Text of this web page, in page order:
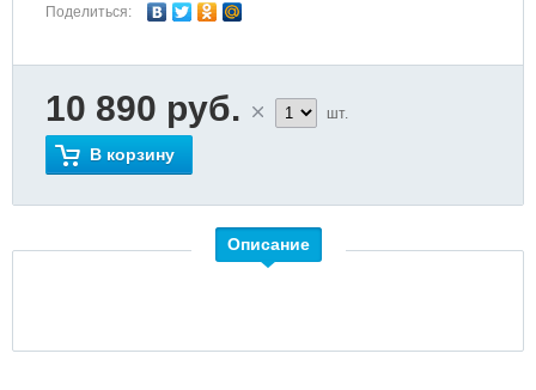
Поделиться:
10 890 руб. шт.
В корзину
Описание